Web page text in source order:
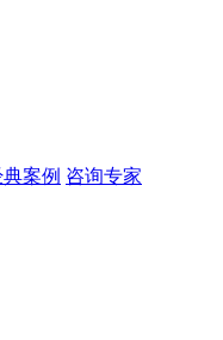
案例 咨询专家